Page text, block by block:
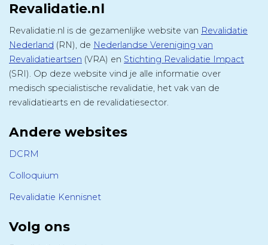
Revalidatie.nl
Revalidatie.nl is de gezamenlijke website van Revalidatie
Nederland (RN), de Nederlandse Vereniging van
Revalidatieartsen (VRA) en Stichting Revalidatie Impact
(SRI). Op deze website vind je alle informatie over
medisch specialistische revalidatie, het vak van de
revalidatiearts en de revalidatiesector.
Andere websites
DCRM
Colloquium
Revalidatie Kennisnet
Volg ons